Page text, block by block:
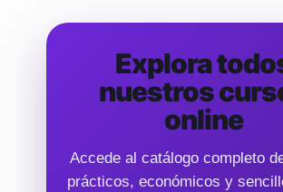
Explora
nuestros
online
Accede al catálogo completo
prácticos, económicos y